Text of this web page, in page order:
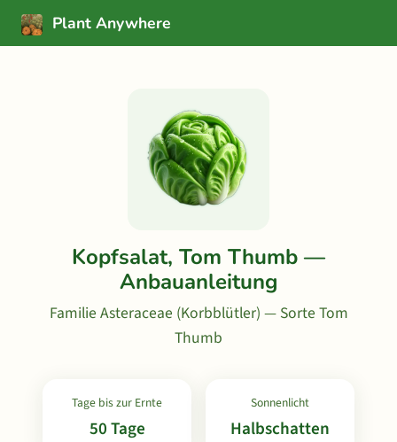
Plant Anywhere
Kopfsalat, Tom Thumb —
Anbauanleitung
Familie Asteraceae (Korbblütler) — Sorte Tom
Thumb
Tage bis zur Ernte
50 Tage
Sonnenlicht
Halbschatten